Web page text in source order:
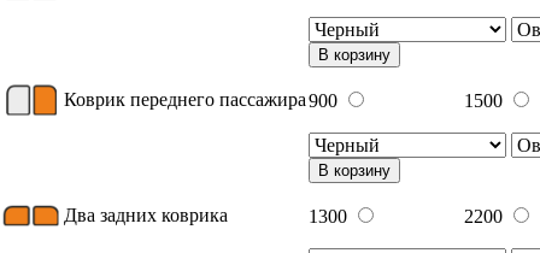
В корзину
Коврик переднего пассажира900 1500
В корзину
Два задних коврика 1300 2200